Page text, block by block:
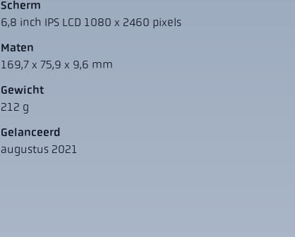
Scherm
6,8 inch IPS LCD 1080 x 2460 pixels
Maten
169,7 x 75,9 x 9,6 mm
Gewicht
212 g
Gelanceerd
augustus 2021